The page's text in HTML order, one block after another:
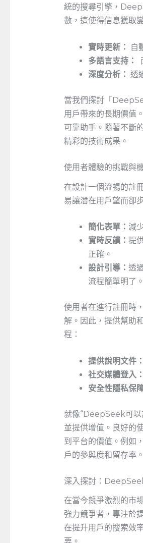
統的搜尋引擎，
數，這使得信息獲取
實時更新：
自
多語言支持：
深度分析： 透
當我們探討「
用戶帶來的長期價值
可靠助手。隨著不斷
精彩的技術成果。
使用者體驗的挑戰與
在設計一個流暢的註
易讓潛在用戶望而卻
簡化表單： 減
實時反饋： 提
正確。
設計引導： 透
流程簡單明了。
使用者在進行註冊時
解。因此，提供幫助
程：
提供說明文件：
社交媒體登入：
安全性隱私保
就像“DeepSeek可以
並提供增值。良好的
到平台的價值。例如
戶的參與度和留存率。
深入探討：
在當今競爭激烈的市
強力競爭者，專注於
在提升用戶的搜索效